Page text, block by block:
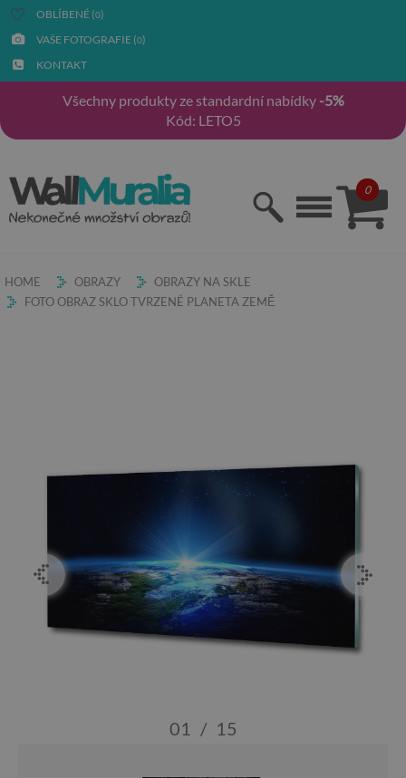
OBLÍBENÉ (0)
VAŠE FOTOGRAFIE (0)
KONTAKT
Všechny produkty ze standardní nabídky -5%
Kód: LETO5
0
HOME OBRAZY
OBRAZY NA SKLE
FOTO OBRAZ SKLO TVRZENÉ PLANETA ZEMĚ
01 / 15